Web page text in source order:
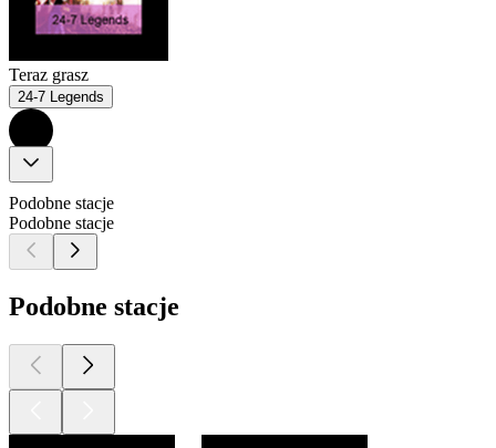
Teraz grasz
24-7 Legends
Podobne stacje
Podobne stacje
Podobne stacje